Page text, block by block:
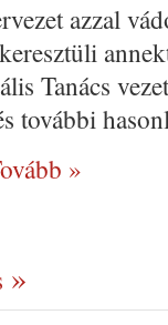
azzal
Tanács
további
»